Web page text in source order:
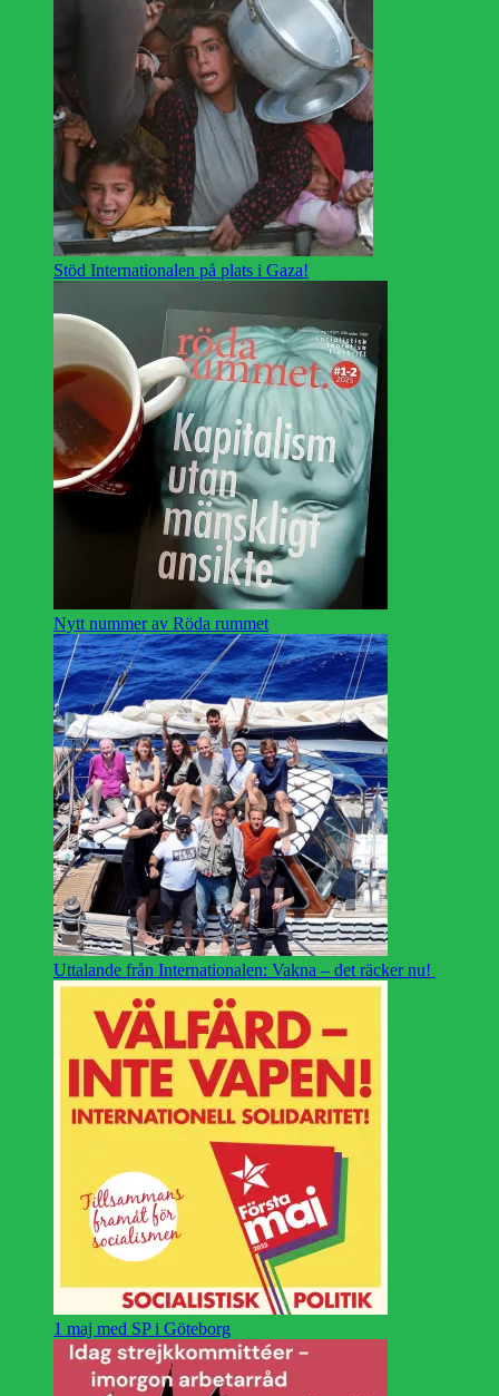
Stöd Internationalen på plats i Gaza!
Nytt nummer av Röda rummet
Uttalande från Internationalen: Vakna – det räcker nu!
1 maj med SP i Göteborg